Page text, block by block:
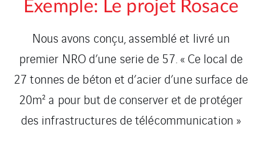
Exemple: Le projet Rosace
Nous avons conçu, assemblé et livré un
premier NRO d’une serie de 57. « Ce local de
27 tonnes de béton et d’acier d’une surface de
20m² a pour but de conserver et de protéger
des infrastructures de télécommunication »